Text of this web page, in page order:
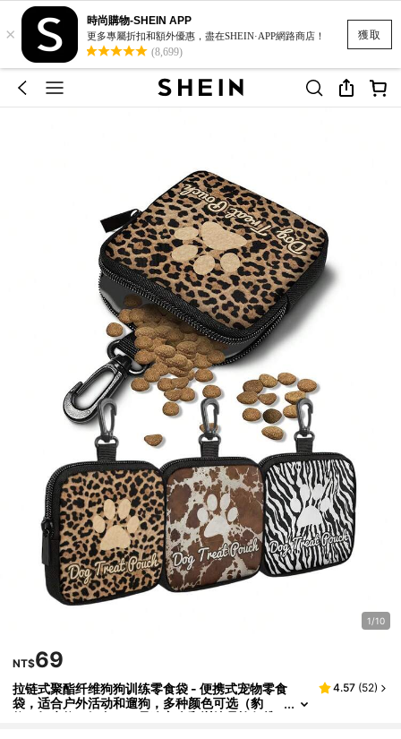
獲取
×
時尚購物-SHEIN APP
更多專屬折扣和額外優惠，盡在SHEIN·APP網路商店！
(8,699)
1/10
NT$69
拉链式聚酯纤维狗狗训练零食袋 - 便携式宠物零食
袋，适合户外活动和遛狗，多种颜色可选（豹
纹、奶牛纹、银色），是狗主人和训练员旅行携
4.57 (52)